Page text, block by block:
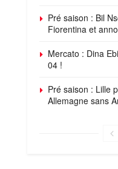
Pré saison : Bil
Fiorentina et
Mercato : Dina
04 !
Pré saison : Lille
Allemagne sans